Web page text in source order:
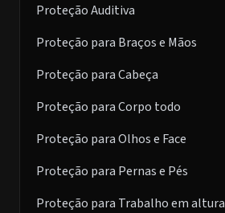
Proteção Auditiva
Proteção para Braços e Mãos
Proteção para Cabeça
Proteção para Corpo todo
Proteção para Olhos e Face
Proteção para Pernas e Pés
Proteção para Trabalho em altura